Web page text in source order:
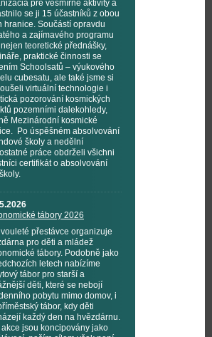
pre vesmírné aktivity a
se ji 15 účastníků z obou
hranice. Součástí opravdu
a zajímavého programu
teoretické přednášky,
praktické činnosti se
Schoolsatů – výukového
cubesatu, ale také jsme si
virtuální technologie i
pozorování kosmických
pozemními dalekohledy,
Mezinárodní kosmické
Po úspěšném absolvování
školy a nedělní
práce obdrželi všichni
certifikát o absolvování
tábory 2026
přestávce organizuje
pro děti a mládež
tábory. Podobně jako
letech nabízíme
tábor pro starší a
děti, které se nebojí
pobytu mimo domov, i
tábor, kdy děti
každý den na hvězdárnu.
akce jsou koncipovány jako